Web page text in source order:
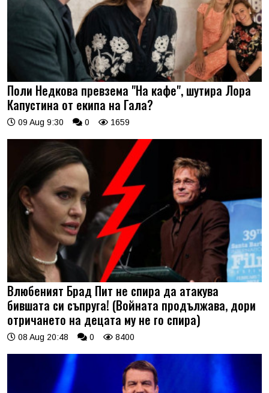
Поли Недкова превзема "На кафе", шутира Лора
Капустина от екипа на Гала?
09 Aug 9:30 0 1659
Влюбеният Брад Пит не спира да атакува
бившата си съпруга! (Войната продължава, дори
отричането на децата му не го спира)
08 Aug 20:48 0 8400